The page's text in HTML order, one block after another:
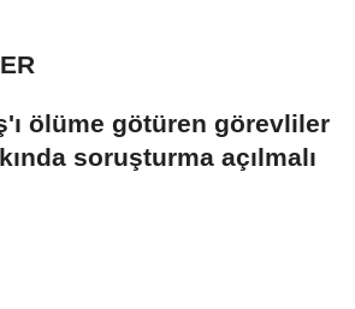
ölüme götüren görevliler
soruşturma açılmalı